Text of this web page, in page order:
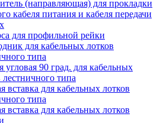
(направляющая) для прокладки
кабеля питания и кабеля передачи
для профильной рейки
для кабельных лотков
типа
угловая 90 град. для кабельных
лестничного типа
вставка для кабельных лотков
типа
вставка для кабельных лотков